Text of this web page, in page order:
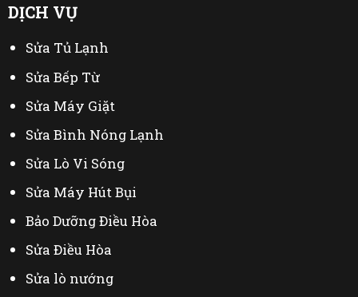
230 Mễ Trì Thượng - Nam Từ Liêm - Hà Nội
402 Mỹ Đình - Từ Liêm - Hà Nội
DỊCH VỤ
Sửa Tủ Lạnh
Sửa Bếp Từ
Sửa Máy Giặt
Sửa Bình Nóng Lạnh
Sửa Lò Vi Sóng
Sửa Máy Hút Bụi
Bảo Dưỡng Điều Hòa
Sửa Điều Hòa
Sửa lò nướng